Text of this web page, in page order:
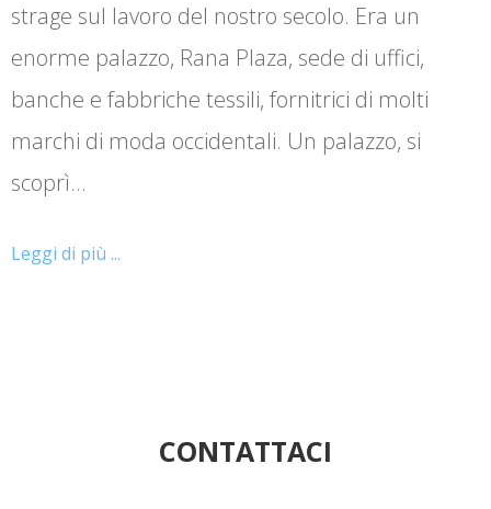
strage sul lavoro del nostro secolo. Era un
enorme palazzo, Rana Plaza, sede di uffici,
banche e fabbriche tessili, fornitrici di molti
marchi di moda occidentali. Un palazzo, si
scoprì…
Leggi di più ...
CONTATTACI